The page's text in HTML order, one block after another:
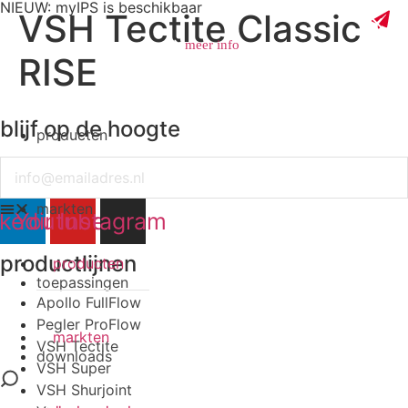
NIEUW: myIPS is beschikbaar
meer info
producten
markten
toepassingen
downloads
producten
markten
VSH Tectite Classic
RISE
blijf op de hoogte
YoutubeInstagram
productlijnen
Apollo FullFlow
Pegler ProFlow
VSH Tectite
VSH Super
VSH Shurjoint